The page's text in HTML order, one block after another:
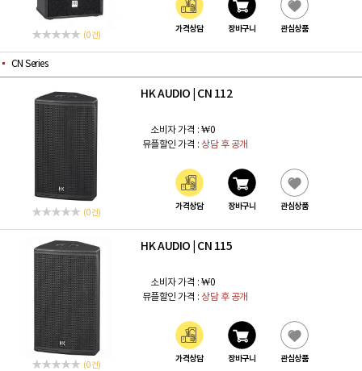
(0 건)
가격상담 장바구니 관심상품
CN Series
(0 건)
HK AUDIO CN 112
소비자 가격 : ₩0
뮤플할인 가격 : 상담 후 공개
가격상담 장바구니 관심상품
(0 건)
HK AUDIO CN 115
소비자 가격 : ₩0
뮤플할인 가격 : 상담 후 공개
가격상담 장바구니 관심상품